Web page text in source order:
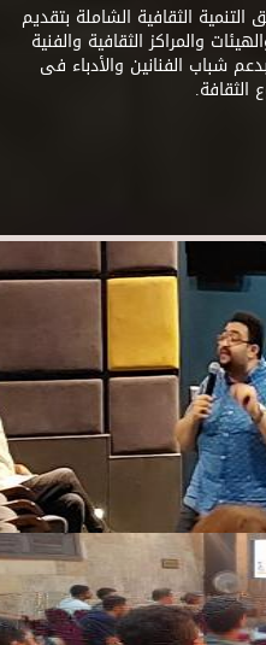
الثقافية الشاملة بتقديم
والمراكز الثقافية والفنية
شباب الفنانين والأدباء فى
الثقافة.